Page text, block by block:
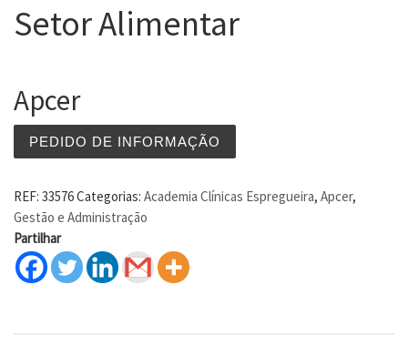
Setor Alimentar
Apcer
PEDIDO DE INFORMAÇÃO
REF: 33576Categorias: Academia Clínicas Espregueira, Apcer,
Gestão e Administração
Partilhar